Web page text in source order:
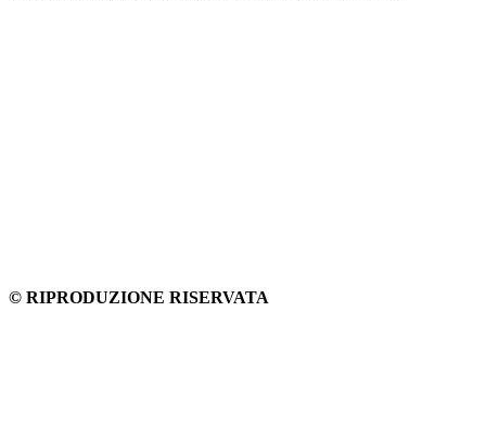
© RIPRODUZIONE RISERVATA